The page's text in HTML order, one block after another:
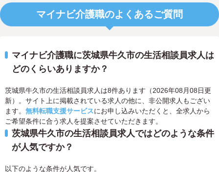
マイナビ介護職のよくあるご質問
マイナビ介護職に茨城県牛久市の生活相談員求人は
どのくらいありますか？
茨城県牛久市の生活相談員求人は8件あります（2026年08月08日更
新）。サイト上に掲載されている求人の他に、非公開求人もござい
ます。 無料転職支援サービスにお申し込みいただくと、全求人から
ご希望条件に合う求人を提案させていただきます。
茨城県牛久市の生活相談員求人ではどのような条件
が人気ですか？
以下のような条件が人気です。